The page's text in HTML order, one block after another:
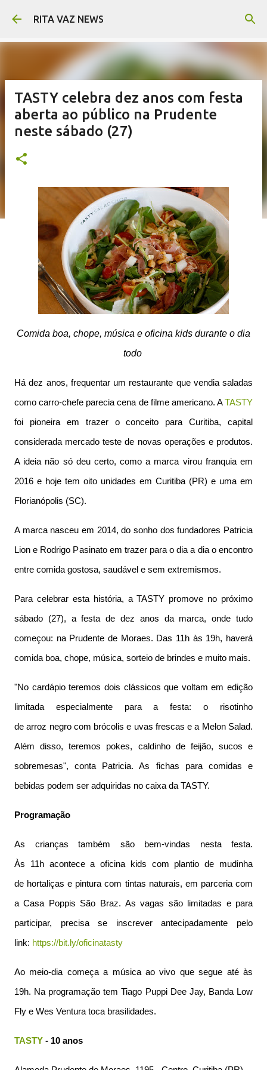
Pular para o conteúdo principal
RITA VAZ NEWS
TASTY celebra dez anos com festa
aberta ao público na Prudente
neste sábado (27)
Comida boa, chope, música e oficina kids durante o dia
todo
Há dez anos, frequentar um restaurante que vendia saladas
como carro-chefe parecia cena de filme americano. ATASTY
foi pioneira em trazer o conceito para Curitiba, capital
considerada mercado teste de novas operações e produtos.
A ideia não só deu certo, como a marca virou franquia em
2016 e hoje tem oito unidades em Curitiba (PR) e uma em
Florianópolis (SC).
A marca nasceu em 2014, do sonho dos fundadores Patricia
Lion e Rodrigo Pasinato em trazer para o dia a dia o encontro
entre comida gostosa, saudável e sem extremismos.
Para celebrar esta história, a TASTY promove no próximo
sábado (27), a festa de dez anos da marca, onde tudo
começou: na Prudente de Moraes. Das 11h às 19h, haverá
comida boa, chope, música, sorteio de brindes e muito mais.
"No cardápio teremos dois clássicos que voltam em edição
limitada especialmente para a festa: o risotinho
de arroz negro com brócolis e uvas frescas e a Melon Salad.
Além disso, teremos pokes, caldinho de feijão, sucos e
sobremesas", conta Patricia. As fichas para comidas e
bebidas podem ser adquiridas no caixa da TASTY.
Programação
As crianças também são bem-vindas nesta festa.
Às 11h acontece a oficina kids com plantio de mudinha
de hortaliças e pintura com tintas naturais, em parceria com
a Casa Poppis São Braz. As vagas são limitadas e para
participar, precisa se inscrever antecipadamente pelo
link: https://bit.ly/oficinatasty
Ao meio-dia começa a música ao vivo que segue até às
19h. Na programação tem Tiago Puppi Dee Jay, Banda Low
Fly e Wes Ventura toca brasilidades.
TASTY - 10 anos